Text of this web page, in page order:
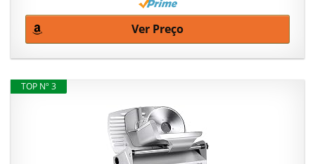
Ver Preço
TOP Nº 3